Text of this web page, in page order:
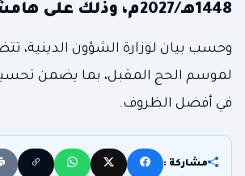
1448هـ/2027م، وذلك على هامش حفل "ختامه مسك" المنظم في ختام موسم حج 1447هـ/2026م.
وحسب بيان لوزارة الشؤون الدينية،
لموسم الحج المقبل، بما يضمن
في أفضل الظروف.
مشاركة :